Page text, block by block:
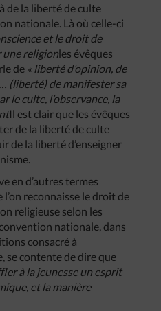
de la liberté de culte
nationale. Là où celle-ci
et le droit de
une religionles évêques
de « liberté d’opinion, de
(liberté) de manifester sa
le culte, l’observance, la
Il est clair que les évêques
de la liberté de culte
de la liberté d’enseigner
en d’autres termes
reconnaisse le droit de
religieuse selon les
nationale, dans
consacré à
se contente de dire que
à la jeunesse un esprit
et la manière